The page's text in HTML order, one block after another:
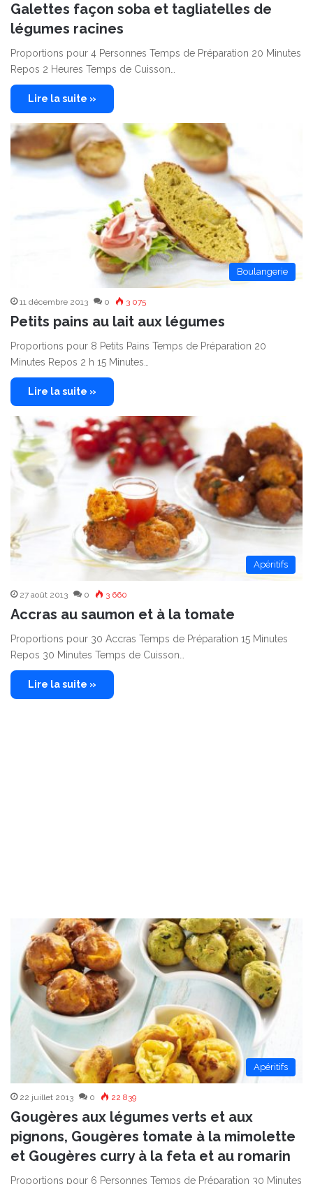
Galettes façon soba et tagliatelles de
légumes racines
Proportions pour 4 Personnes Temps de Préparation 20 Minutes
Repos 2 Heures Temps de Cuisson…
Lire la suite »
Boulangerie
11 décembre 2013 0 3 075
Petits pains au lait aux légumes
Proportions pour 8 Petits Pains Temps de Préparation 20
Minutes Repos 2 h 15 Minutes…
Lire la suite »
Apéritifs
27 août 2013 0 3 660
Accras au saumon et à la tomate
Proportions pour 30 Accras Temps de Préparation 15 Minutes
Repos 30 Minutes Temps de Cuisson…
Lire la suite »
Apéritifs
22 juillet 2013 0 22 839
Gougères aux légumes verts et aux
pignons, Gougères tomate à la mimolette
et Gougères curry à la feta et au romarin
Proportions pour 6 Personnes Temps de Préparation 30 Minutes